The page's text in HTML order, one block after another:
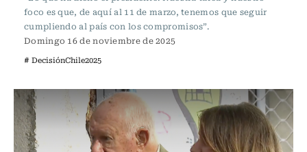
foco es que, de aquí al 11 de marzo, tenemos que seguir
cumpliendo al país con los compromisos”.
Domingo 16 de noviembre de 2025
# DecisiónChile2025